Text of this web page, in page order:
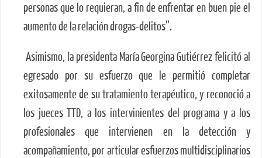
personas que lo requieran, a fin de enfrentar en buen pie el
aumento de la relación drogas-delitos”.
Asimismo, la presidenta María Georgina Gutiérrez felicitó al
egresado por su esfuerzo que le permitió completar
exitosamente de su tratamiento terapéutico, y reconoció a
los jueces TTD, a los intervinientes del programa y a los
profesionales que intervienen en la detección y
acompañamiento, por articular esfuerzos multidisciplinarios